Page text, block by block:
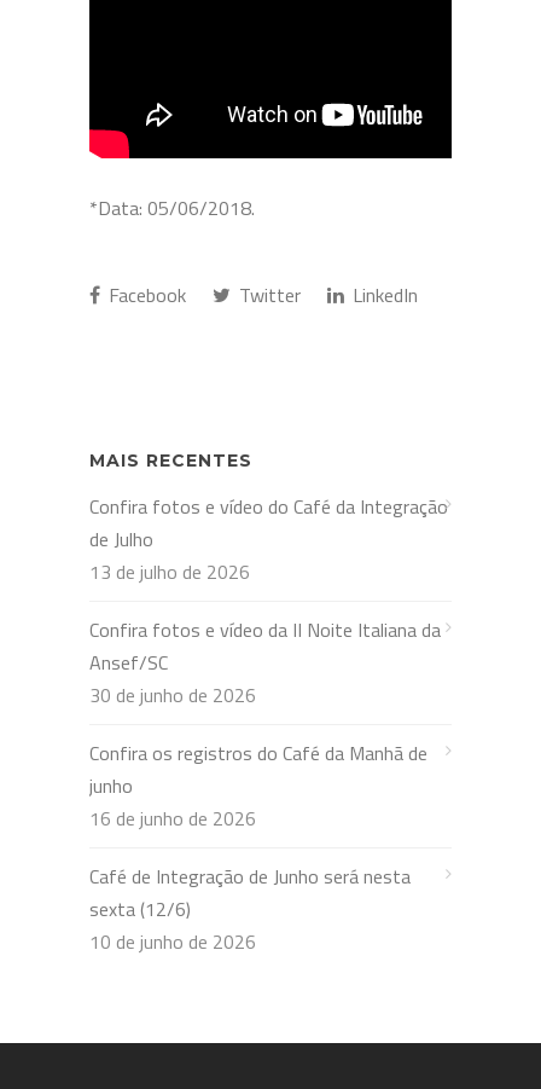
*Data: 05/06/2018.
Facebook Twitter LinkedIn
MAIS RECENTES
Confira fotos e vídeo do Café da Integração
de Julho
13 de julho de 2026
Confira fotos e vídeo da II Noite Italiana da
Ansef/SC
30 de junho de 2026
Confira os registros do Café da Manhã de
junho
16 de junho de 2026
Café de Integração de Junho será nesta
sexta (12/6)
10 de junho de 2026